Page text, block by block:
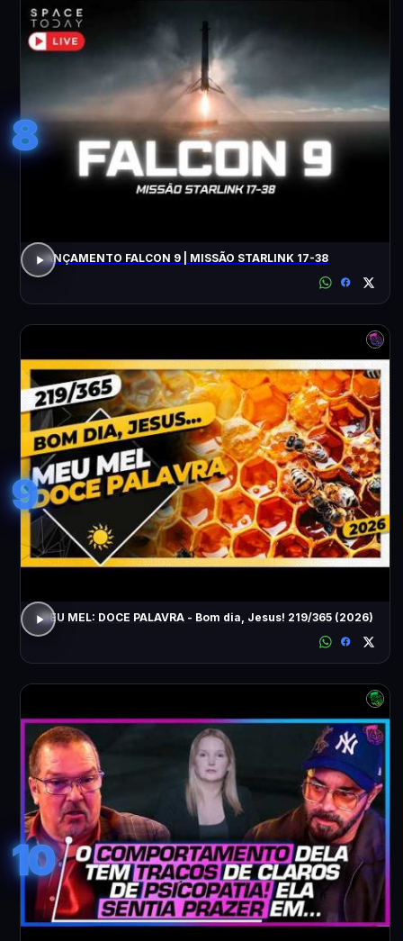
8
LANÇAMENTO FALCON 9 | MISSÃO STARLINK 17-38
9
MEU MEL: DOCE PALAVRA - Bom dia, Jesus! 219/365 (2026)
10